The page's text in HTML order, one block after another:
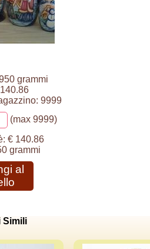
grammi
9999
(max 9999)
€ 140.86
grammi
al
Simili